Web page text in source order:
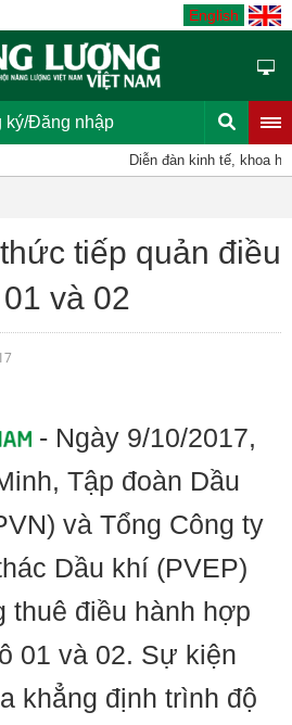
English
ký/Đăng nhập
Diễn đàn kinh tế, khoa
tiếp quản điều
và 02
- Ngày 9/10/2017,
Tập đoàn Dầu
và Tổng Công ty
Dầu khí (PVEP)
thuê điều hành hợp
01 và 02. Sự kiện
khẳng định trình độ